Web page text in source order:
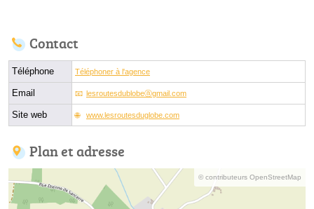
Contact
Téléphone Téléphoner à l'agence
Email lesroutesdublobeⓐgmail.com
Site web www.lesroutesduglobe.com
Plan et adresse
© contributeurs OpenStreetMap